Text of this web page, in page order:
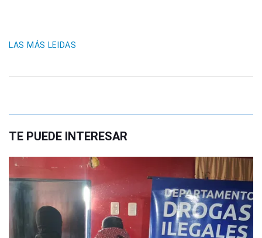
LAS MÁS LEIDAS
TE PUEDE INTERESAR